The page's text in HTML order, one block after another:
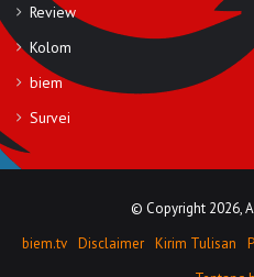
Review
Kolom
biem
Survei
© Copyright 2026,
biem.tv Disclaimer Kirim Tulisan